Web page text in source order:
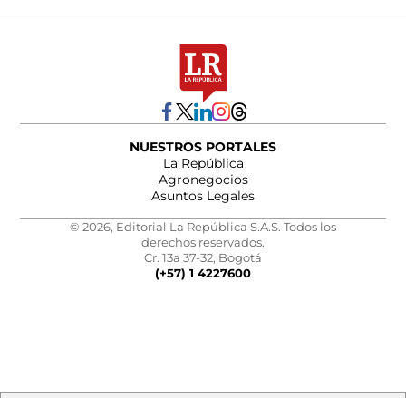
NUESTROS PORTALES
La República
Agronegocios
Asuntos Legales
© 2026, Editorial La República S.A.S. Todos los
derechos reservados.
Cr. 13a 37-32, Bogotá
(+57) 1 4227600